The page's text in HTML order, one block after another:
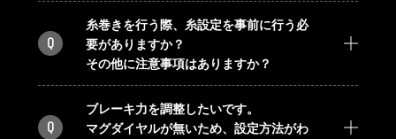
Q
糸巻きを行う際、糸設定を事前に行う必
要がありますか？
その他に注意事項はありますか？
Q
ブレーキ力を調整したいです。
マグダイヤルが無いため、設定方法がわ